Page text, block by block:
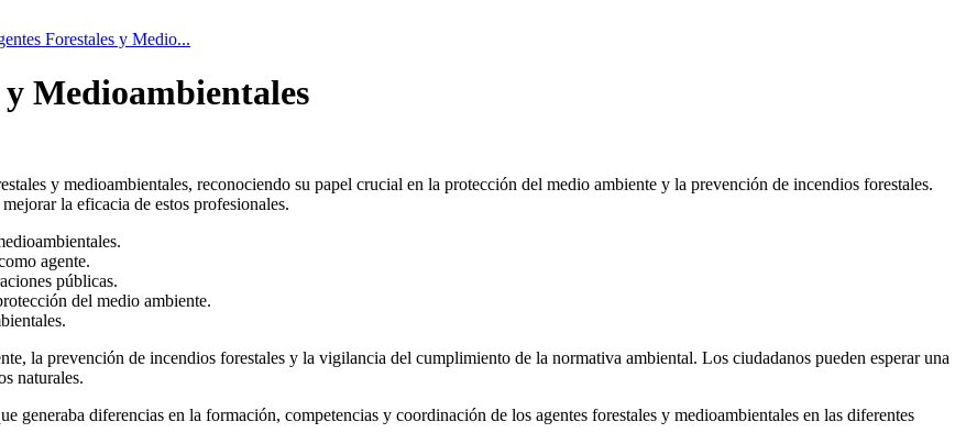
Forestales y Medio...
y Medioambientales
y medioambientales, reconociendo su papel crucial en la protección del medio ambiente y la prevención de incendios forestales.
la eficacia de estos profesionales.
agente.
públicas.
del medio ambiente.
la prevención de incendios forestales y la vigilancia del cumplimiento de la normativa ambiental. Los ciudadanos pueden esperar una
naturales.
generaba diferencias en la formación, competencias y coordinación de los agentes forestales y medioambientales en las diferentes